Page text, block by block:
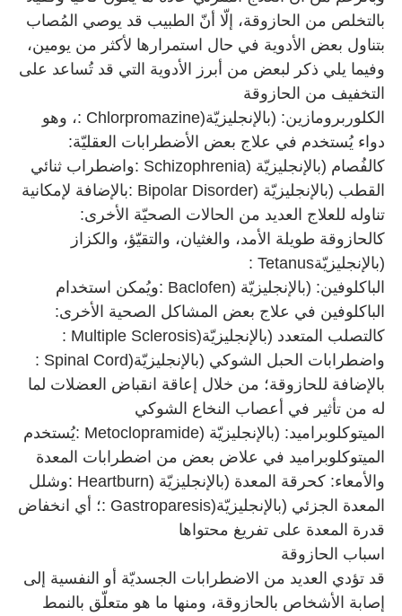
بالتخلص من الحازوقة، إلّا أنّ الطبيب قد يوصي المُصاب
بتناول بعض الأدوية في حال استمرارها لأكثر من يومين،
وفيما يلي ذكر لبعض من أبرز الأدوية التي قد تُساعد على
التخفيف من الحازوقة
الكلوربرومازين: (بالإنجليزيّة: Chlorpromazine)، وهو
دواء يُستخدم في علاج بعض الأضطرابات العقليّة:
كالفُصام (بالإنجليزيّة : Schizophrenia)واضطراب ثنائي
القطب (بالإنجليزيّة : Bipolar Disorder)بالإضافة لإمكانية
تناوله للعلاج العديد من الحالات الصحيّة الأخرى:
كالحازوقة طويلة الأمد، والغثيان، والتقيّؤ، والكزاز
(بالإنجليزيّة: Tetanus
الباكلوفين: (بالإنجليزيّة : Baclofen)ويُمكن استخدام
الباكلوفين في علاج بعض المشاكل الصحية الأخرى:
كالتصلب المتعدد (بالإنجليزيّة: Multiple Sclerosis)
واضطرابات الحبل الشوكي (بالإنجليزيّة: Spinal Cord)
بالإضافة للحازوقة؛ من خلال إعاقة انقباض العضلات لما
له من تأثير في أعصاب النخاع الشوكي
الميتوكلوبراميد: (بالإنجليزيّة : Metoclopramide)يُستخدم
الميتوكلوبراميد في علاض بعض من اضطرابات المعدة
والأمعاء: كحرقة المعدة (بالإنجليزيّة : Heartburn)وشلل
المعدة الجزئي (بالإنجليزيّة: Gastroparesis)؛ أي انخفاض
قدرة المعدة على تفريغ محتواها
اسباب الحازوقة
قد تؤدي العديد من الاضطرابات الجسديّة أو النفسية إلى
إصابة الأشخاص بالحازوقة، ومنها ما هو متعلّق بالنمط